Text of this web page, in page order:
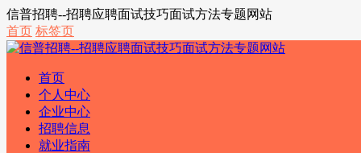
信普招聘--招聘应聘面试技巧面试方法专题网站
首页 标签页
首页
个人中心
企业中心
招聘信息
就业指南